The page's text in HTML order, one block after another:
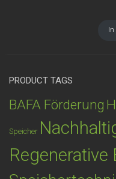
PRODUCT TAGS
BAFA Förderung
Speicher
Regenerative